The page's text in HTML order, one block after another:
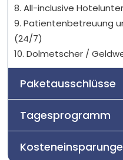
8. All-inclusive
9. Patientenbetreuung
(24/7)
10. Dolmetscher /
Paketausschlüsse
Tagesprogramm